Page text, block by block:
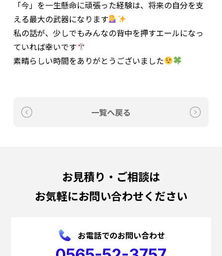
「今」を一生懸命に頑張った経験は、将来の自分を支
える最大の武器になります
私の話が、少しでもみんなの背中を押すエールになっ
ていれば幸いです
素晴らしい時間をありがとうございました
一覧へ戻る
お見積り・ご相談は
お気軽にお問い合わせください
お電話でのお問い合わせ